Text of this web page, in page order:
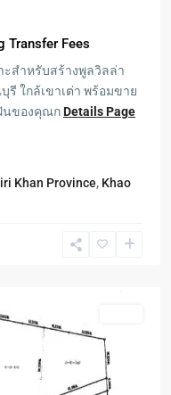
Transfer Fees
สำหรับสร้างพูลวิลล่า
ใกล้เขาเต่า พร้อมขาย
นของคุณกDetails Page
Khan Province, Khao